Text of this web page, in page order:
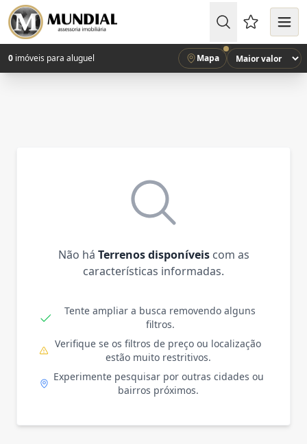
Favoritos
0 imóveis para aluguel Mapa
Não há Terrenos disponíveiscom as
características informadas.
Tente ampliar a busca removendo alguns
filtros.
Verifique se os filtros de preço ou localização
estão muito restritivos.
Experimente pesquisar por outras cidades ou
bairros próximos.